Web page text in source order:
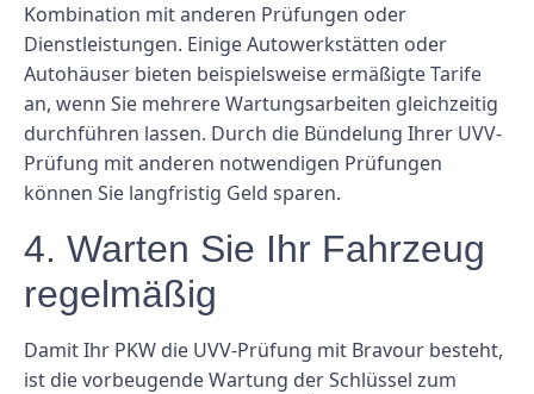
Kombination mit anderen Prüfungen oder
Dienstleistungen. Einige Autowerkstätten oder
Autohäuser bieten beispielsweise ermäßigte Tarife
an, wenn Sie mehrere Wartungsarbeiten gleichzeitig
durchführen lassen. Durch die Bündelung Ihrer UVV-
Prüfung mit anderen notwendigen Prüfungen
können Sie langfristig Geld sparen.
4. Warten Sie Ihr Fahrzeug
regelmäßig
Damit Ihr PKW die UVV-Prüfung mit Bravour besteht,
ist die vorbeugende Wartung der Schlüssel zum